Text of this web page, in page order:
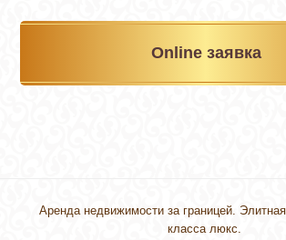
Online заявка
Аренда недвижимости за границей.
класса люкс.